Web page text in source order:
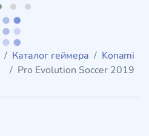
Каталог геймера
Konami
Pro Evolution Soccer 2019